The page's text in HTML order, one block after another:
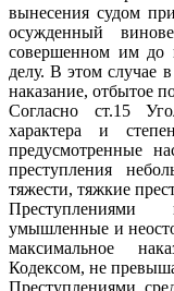
вынесения судом
осужденный
совершенном им до
делу. В этом случае в
наказание, отбытое
Согласно ст.15
характера и
предусмотренные
преступления
тяжести, тяжкие
Преступлениями
умышленные и
максимальное
Кодексом, не
Преступлениями